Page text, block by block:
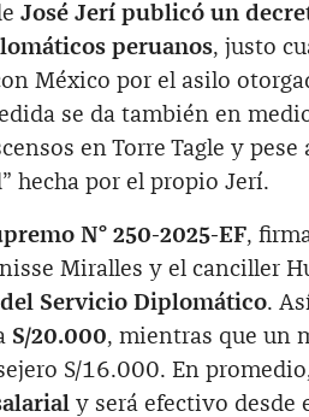
José Jerí publicó un
peruanos, justo
México por el asilo
se da también en
en Torre Tagle y
hecha por el propio Jerí.
N° 250-2025-EF,
Miralles y el canciller
Servicio Diplomático.
S/20.000, mientras que un
S/16.000. En
y será efectivo desde